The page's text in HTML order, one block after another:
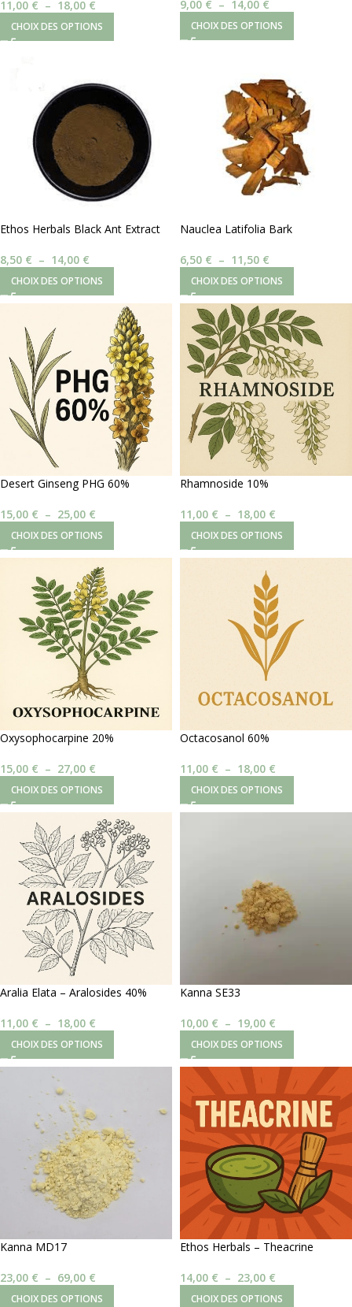
11,00 € – 18,00 €
CHOIX DES OPTIONS
9,00 € – 14,00 €
CHOIX DES OPTIONS
Ethos Herbals Black Ant Extract
8,50 € – 14,00 €
CHOIX DES OPTIONS
Nauclea Latifolia Bark
6,50 € – 11,50 €
CHOIX DES OPTIONS
Desert Ginseng PHG 60%
15,00 € – 25,00 €
CHOIX DES OPTIONS
Rhamnoside 10%
11,00 € – 18,00 €
CHOIX DES OPTIONS
Oxysophocarpine 20%
15,00 € – 27,00 €
CHOIX DES OPTIONS
Octacosanol 60%
11,00 € – 18,00 €
CHOIX DES OPTIONS
Aralia Elata – Aralosides 40%
11,00 € – 18,00 €
CHOIX DES OPTIONS
Kanna SE33
10,00 € – 19,00 €
CHOIX DES OPTIONS
Kanna MD17
23,00 € – 69,00 €
CHOIX DES OPTIONS
Ethos Herbals – Theacrine
14,00 € – 23,00 €
CHOIX DES OPTIONS